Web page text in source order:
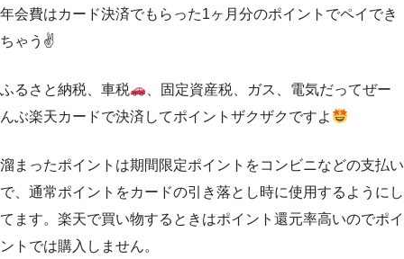
年会費はカード決済でもらった1ヶ月分のポイントでペイでき
ちゃう✌️
ふるさと納税、車税
、固定資産税、ガス、電気だってぜー
んぶ楽天カードで決済してポイントザクザクですよ
溜まったポイントは期間限定ポイントをコンビニなどの支払い
で、通常ポイントをカードの引き落とし時に使用するようにし
てます。楽天で買い物するときはポイント還元率高いのでポイ
ントでは購入しません。